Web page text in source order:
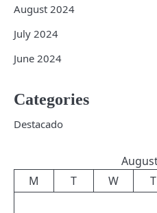
August 2024
July 2024
June 2024
Categories
Destacado
M
T W T